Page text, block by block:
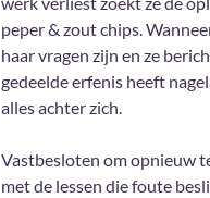
peper & zout chips.
haar vragen zijn en ze
gedeelde erfenis heeft
alles achter zich.
Vastbesloten om opnieuw
met de lessen die foute